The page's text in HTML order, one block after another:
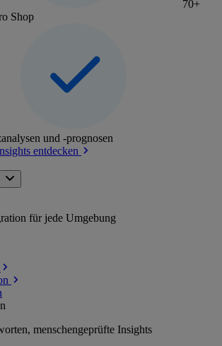
70+
Shop
und -prognosen
entdecken
für jede Umgebung
menschengeprüfte Insights